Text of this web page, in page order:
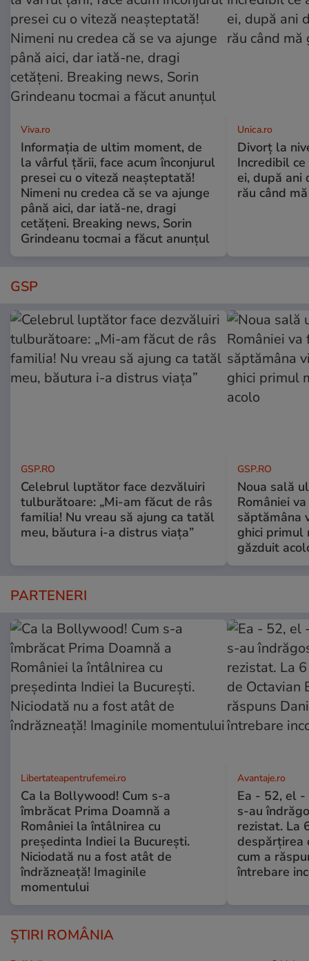
Viva.ro
Informația de ultim moment, de
la vârful țării, face acum înconjurul
presei cu o viteză neașteptată!
Nimeni nu credea că se va ajunge
până aici, dar iată-ne, dragi
cetățeni. Breaking news, Sorin
Grindeanu tocmai a făcut anunțul
Unica.ro
Divorț la
Incredibil
ei, după ani
rău când
GSP
GSP.RO
Celebrul luptător face dezvăluiri
tulburătoare: „Mi-am făcut de râs
familia! Nu vreau să ajung ca tatăl
meu, băutura i-a distrus viața”
GSP.RO
Noua sală
României
săptămâna
ghici primul
găzduit
PARTENERI
Libertateapentrufemei.ro
Ca la Bollywood! Cum s-a
îmbrăcat Prima Doamnă a
României la întâlnirea cu
președinta Indiei la București.
Niciodată nu a fost atât de
îndrăzneață! Imaginile
momentului
Avantaje.ro
Ea - 52, el -
s-au
rezistat. La
despărțirea
cum a
întrebare
ȘTIRI ROMÂNIA